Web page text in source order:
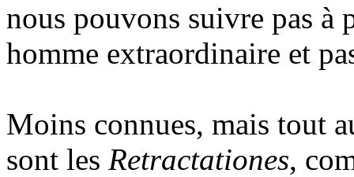
nous pouvons suivre pas à
homme extraordinaire et
Moins connues, mais tout
sont les Retractationes,